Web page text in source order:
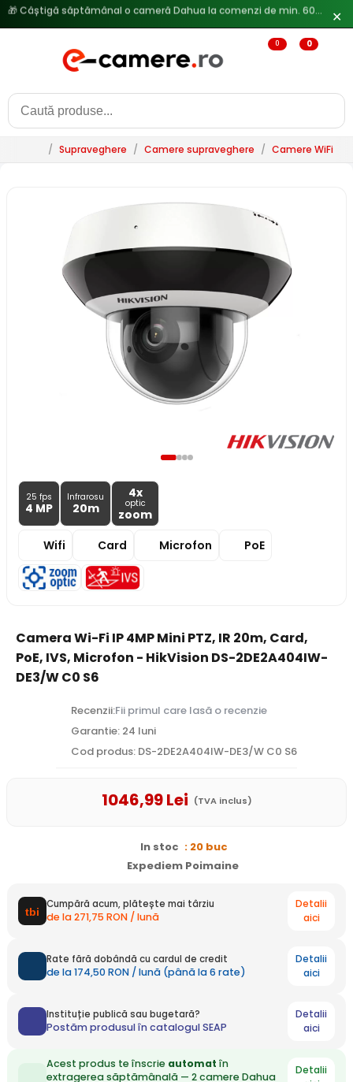
Reduceri de pana la 25% doar in luna iulie → Vezi ofertele ✕
0 0
/ Supraveghere / Camere supraveghere / Camere WiFi &
25 fps
4 MP
Infrarosu
20m
4x
optic
zoom
Wifi
Card Microfon PoE
Camera Wi-Fi IP 4MP Mini PTZ, IR 20m, Card,
PoE, IVS, Microfon - HikVision DS-2DE2A404IW-
DE3/W C0 S6
Recenzii:Fii primul care lasă o recenzie
Garantie: 24 luni
Cod produs: DS-2DE2A404IW-DE3/W C0 S6
1046,99Lei (TVA inclus)
In stoc : 20 buc
Expediem Poimaine
Cumpără acum, plătește mai târziu
de la 271,75 RON / lună
Detalii
aici
Rate fără dobândă cu cardul de credit
de la 174,50 RON / lună (până la 6 rate)
Detalii
aici
Instituție publică sau bugetară?
Postăm produsul în catalogul SEAP
Detalii
aici
Acest produs te înscrie automat în
extragerea săptămânală — 2 camere Dahua
Detalii